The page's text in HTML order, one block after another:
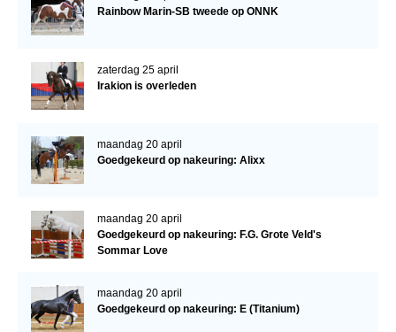
Rainbow Marin-SB tweede op ONNK
zaterdag 25 april
Irakion is overleden
maandag 20 april
Goedgekeurd op nakeuring: Alixx
maandag 20 april
Goedgekeurd op nakeuring: F.G. Grote Veld's
Sommar Love
maandag 20 april
Goedgekeurd op nakeuring: E (Titanium)